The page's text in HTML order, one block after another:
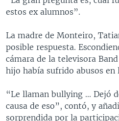
estos ex alumnos”.
La madre de Monteiro,
posible respuesta.
cámara de la televisora
hijo había sufrido abusos en
“Le llaman bullying ... Dejó
causa de eso”, contó, y
sorprendida por la